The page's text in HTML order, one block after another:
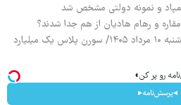
و نمونه دولتی مشخص شد
و رهام هادیان از هم جدا شدند؟
قیمت محصولات ایران خودرو شنبه ۱۰ مرداد ۱۴۰۵/ سورن پلاس یک میلیارد
رو پر کن◖
◂پرسش‌نامه▸